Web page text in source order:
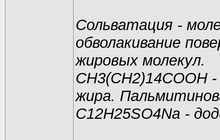
Сольватация -
обволакивание
жировых молекул.
CH3(CH2)14COOH
жира.
C12H25SO4Na -